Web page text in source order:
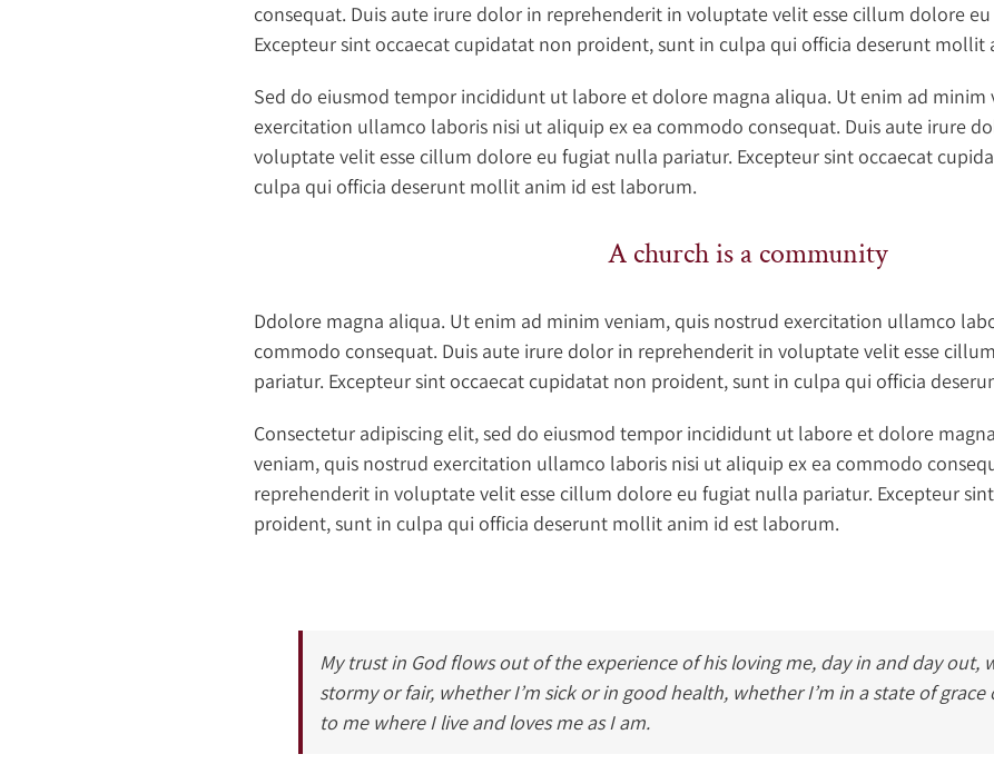
consequat. Duis aute irure dolor in reprehenderit in voluptate velit esse cillum dolore
Excepteur sint occaecat cupidatat non proident, sunt in culpa qui officia deserunt mollit
Sed do eiusmod tempor incididunt ut labore et dolore magna aliqua. Ut enim ad minim
exercitation ullamco laboris nisi ut aliquip ex ea commodo consequat. Duis aute irure
voluptate velit esse cillum dolore eu fugiat nulla pariatur. Excepteur sint occaecat
culpa qui officia deserunt mollit anim id est laborum.
A church is a community
Ddolore magna aliqua. Ut enim ad minim veniam, quis nostrud exercitation ullamco
commodo consequat. Duis aute irure dolor in reprehenderit in voluptate velit esse
pariatur. Excepteur sint occaecat cupidatat non proident, sunt in culpa qui officia
Consectetur adipiscing elit, sed do eiusmod tempor incididunt ut labore et dolore
veniam, quis nostrud exercitation ullamco laboris nisi ut aliquip ex ea commodo
reprehenderit in voluptate velit esse cillum dolore eu fugiat nulla pariatur. Excepteur
proident, sunt in culpa qui officia deserunt mollit anim id est laborum.
My trust in God flows out of the experience of his loving me, day in and day out,
stormy or fair, whether I’m sick or in good health, whether I’m in a state of grace
to me where I live and loves me as I am.